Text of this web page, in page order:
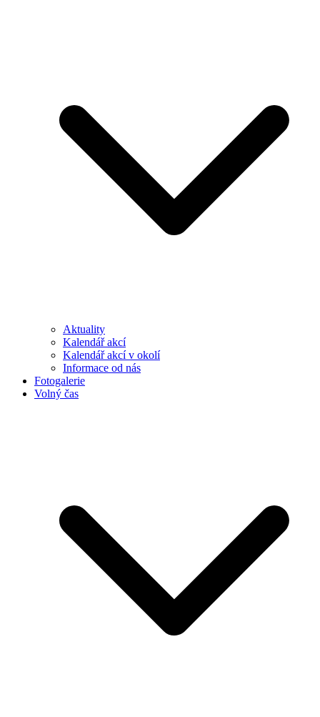
Aktuality
Kalendář akcí
Kalendář akcí v okolí
Informace od nás
Fotogalerie
Volný čas